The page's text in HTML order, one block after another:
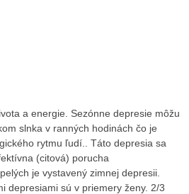
a energie. Sezónne depresie môžu
slnka v ranných hodinách čo je
rytmu ľudí.. Táto depresia sa
(citová) porucha
je vystavený zimnej depresii.
depresiami sú v priemery ženy. 2/3